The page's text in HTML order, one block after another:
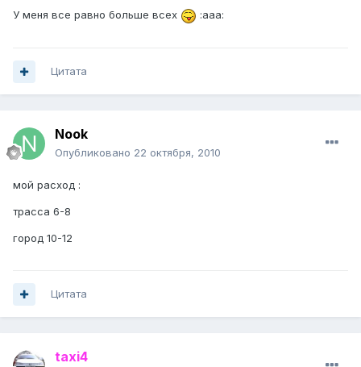
У меня все равно больше всех :aaa:
Цитата
Nook
Опубликовано 22 октября, 2010
мой расход :
трасса 6-8
город 10-12
Цитата
taxi4